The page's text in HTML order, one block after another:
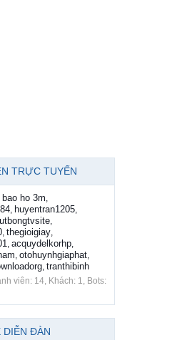
TRỰC TUYẾN
bao ho 3m,
, huyentran1205,
,
, thegioigiay,
, acquydelkorhp,
, otohuynhgiaphat,
, tranthibinh
viên: 14, Khách: 1, Bots:
DIỄN ĐÀN